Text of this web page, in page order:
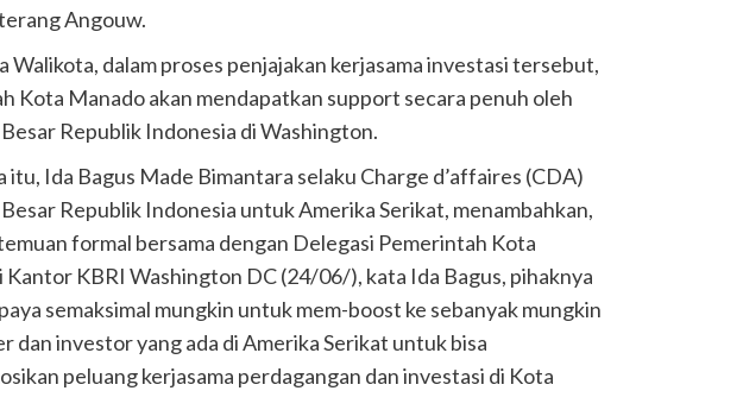
Angouw.
Walikota, dalam proses penjajakan kerjasama investasi tersebut,
Kota Manado akan mendapatkan support secara penuh oleh
Republik Indonesia di Washington.
itu, Ida Bagus Made Bimantara selaku Charge d’affaires (CDA)
Republik Indonesia untuk Amerika Serikat, menambahkan,
formal bersama dengan Delegasi Pemerintah Kota
Kantor KBRI Washington DC (24/06/), kata Ida Bagus, pihaknya
semaksimal mungkin untuk mem-boost ke sebanyak mungkin
dan investor yang ada di Amerika Serikat untuk bisa
peluang kerjasama perdagangan dan investasi di Kota